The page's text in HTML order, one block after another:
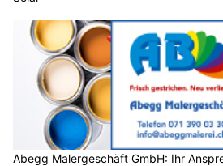
Abegg Malergeschäft GmbH: Ihr